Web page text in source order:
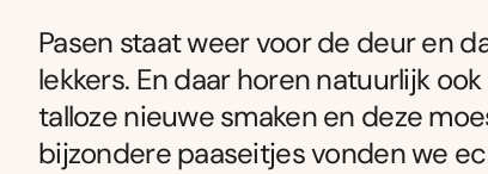
Pasen staat weer voor de deur en
lekkers. En daar horen natuurlijk
talloze nieuwe smaken en deze
bijzondere paaseitjes vonden we